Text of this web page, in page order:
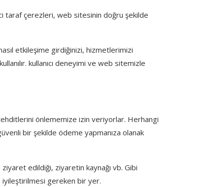
taraf çerezleri, web sitesinin doğru şekilde
etkileşime girdiğinizi, hizmetlerimizi
kullanıcı deneyimi ve web sitemizle
önlememize izin veriyorlar. Herhangi
bir şekilde ödeme yapmanıza olanak
edildiği, ziyaretin kaynağı vb. Gibi
iyileştirilmesi gereken bir yer.